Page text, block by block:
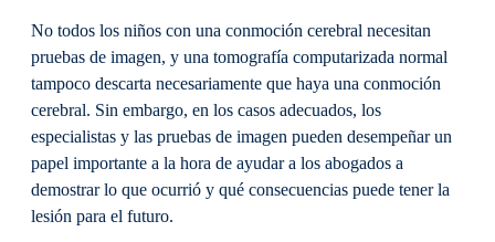
No todos los niños con una conmoción cerebral necesitan
pruebas de imagen, y una tomografía computarizada normal
tampoco descarta necesariamente que haya una conmoción
cerebral. Sin embargo, en los casos adecuados, los
especialistas y las pruebas de imagen pueden desempeñar un
papel importante a la hora de ayudar a los abogados a
demostrar lo que ocurrió y qué consecuencias puede tener la
lesión para el futuro.